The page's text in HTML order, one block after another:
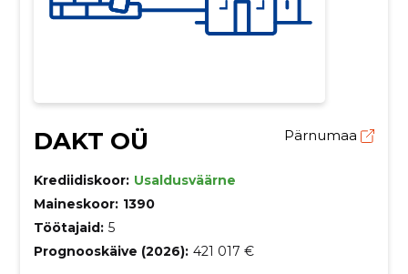
DAKT OÜ Pärnumaa
Krediidiskoor: Usaldusväärne
Maineskoor: 1390
Töötajaid: 5
Prognooskäive (2026): 421 017 €